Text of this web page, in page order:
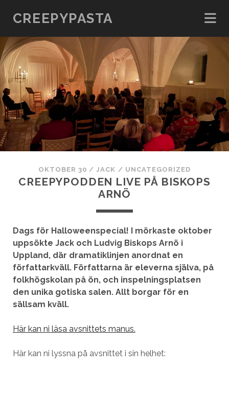
CREEPYPASTA
OKTOBER 30 /JACK / UNCATEGORIZED
CREEPYPODDEN LIVE PÅ BISKOPS
ARNÖ
Dags för Halloweenspecial! I mörkaste oktober
uppsökte Jack och Ludvig Biskops Arnö i
Uppland, där dramatiklinjen anordnat en
författarkväll. Författarna är eleverna själva, på
folkhögskolan på ön, och inspelningsplatsen
den unika gotiska salen. Allt borgar för en
sällsam kväll.
Här kan ni läsa avsnittets manus.
Här kan ni lyssna på avsnittet i sin helhet: